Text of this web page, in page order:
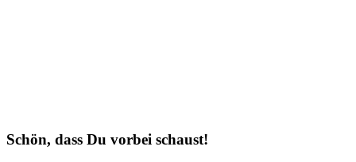
Schön, dass Du vorbei schaust!